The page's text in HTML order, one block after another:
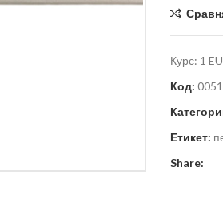
Курс: 1
Код:
Етикет:
Share: